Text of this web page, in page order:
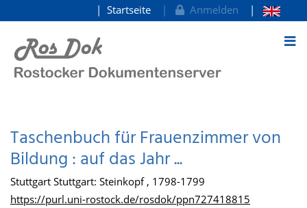
zum Inhalt
Startseite Anmelden
Taschenbuch für Frauenzimmer von
Bildung : auf das Jahr ...
Stuttgart Stuttgart: Steinkopf , 1798-1799
https://purl.uni-rostock.de/rosdok/ppn727418815